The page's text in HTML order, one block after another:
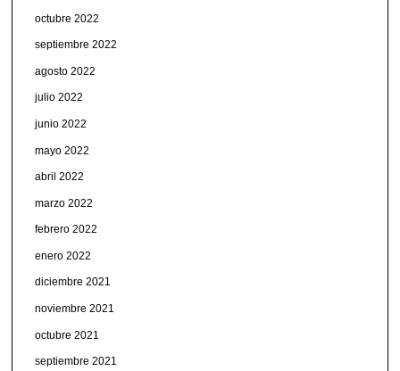
octubre 2022
septiembre 2022
agosto 2022
julio 2022
junio 2022
mayo 2022
abril 2022
marzo 2022
febrero 2022
enero 2022
diciembre 2021
noviembre 2021
octubre 2021
septiembre 2021